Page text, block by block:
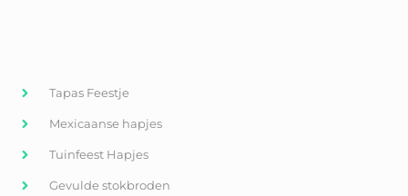
Tapas Feestje
Mexicaanse hapjes
Tuinfeest Hapjes
Gevulde stokbroden